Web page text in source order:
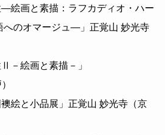
絵画と素描：ラフカディオ・ハー
へのオマージュ―」正覚山 妙光寺
－絵画と素描－」
絵と小品展」正覚山 妙光寺（京